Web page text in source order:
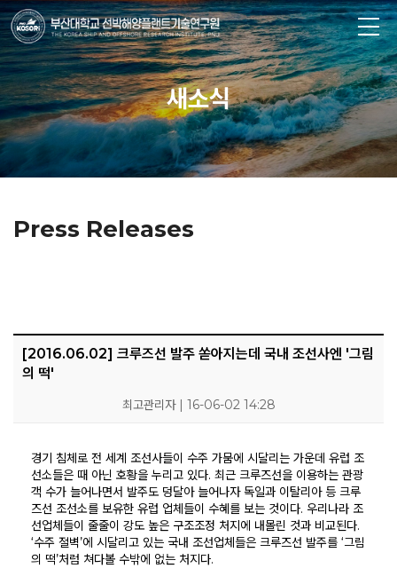
새소식
Press Releases
[2016.06.02] 크루즈선 발주 쏟아지는데 국내 조선사엔 '그림
의 떡'
최고관리자 | 16-06-02 14:28
경기 침체로 전 세계 조선사들이 수주 가뭄에 시달리는 가운데 유럽 조
선소들은 때 아닌 호황을 누리고 있다. 최근 크루즈선을 이용하는 관광
객 수가 늘어나면서 발주도 덩달아 늘어나자 독일과 이탈리아 등 크루
즈선 조선소를 보유한 유럽 업체들이 수혜를 보는 것이다. 우리나라 조
선업체들이 줄줄이 강도 높은 구조조정 처지에 내몰린 것과 비교된다.
‘수주 절벽’에 시달리고 있는 국내 조선업체들은 크루즈선 발주를 ‘그림
의 떡’처럼 쳐다볼 수밖에 없는 처지다.